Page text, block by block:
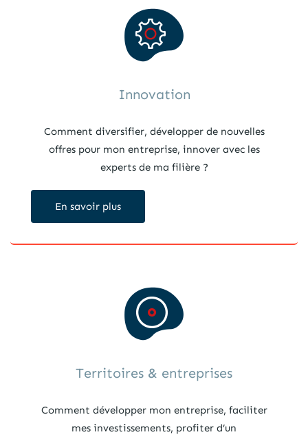
Innovation
Comment diversifier, développer de nouvelles
offres pour mon entreprise, innover avec les
experts de ma filière ?
En savoir plus
Territoires & entreprises
Comment développer mon entreprise, faciliter
mes investissements, profiter d’un